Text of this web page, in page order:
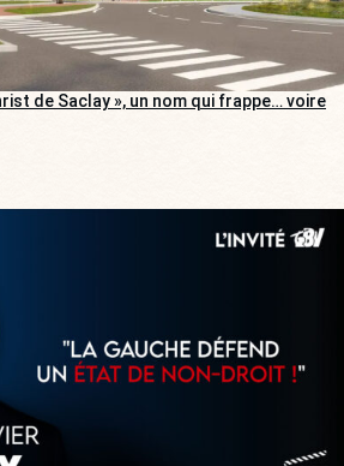
de Saclay », un nom qui frappe… voire